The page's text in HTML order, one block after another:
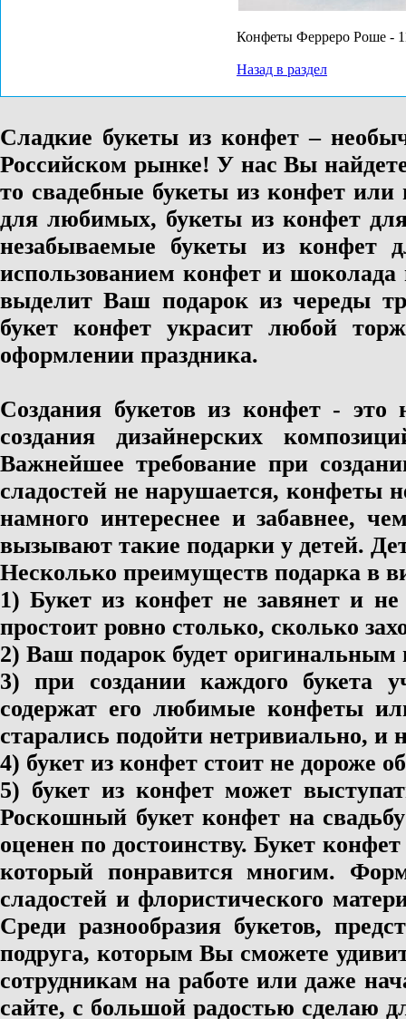
Конфеты Ферреро Роше -
Назад в раздел
Сладкие букеты из конфет –
Российском рынке! У нас Вы
то свадебные букеты из конфет
для любимых, букеты из конфет
незабываемые букеты из конфет
использованием конфет и шоколада
выделит Ваш подарок из череды
букет конфет украсит любой
оформлении праздника.
Создания букетов из конфет - это
создания дизайнерских
Важнейшее требование при
сладостей не нарушается, конфеты
намного интереснее и забавнее,
вызывают такие подарки у детей.
Несколько преимуществ подарка в
1) Букет из конфет не завянет и
простоит ровно столько, сколько
2) Ваш подарок будет
3) при создании каждого букета
содержат его любимые конфеты
старались подойти нетривиально, и
4) букет из конфет стоит не дороже
5) букет из конфет может
Роскошный букет конфет на
оценен по достоинству. Букет
который понравится многим.
сладостей и флористического
Среди разнообразия букетов,
подруга, которым Вы сможете
сотрудникам на работе или даже
сайте, с большой радостью сделаю